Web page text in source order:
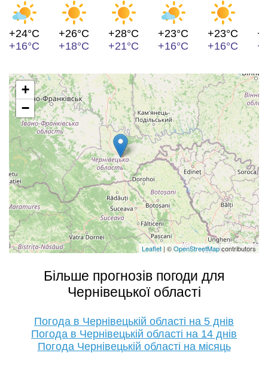
+24°C
+16°C
+26°C
+18°C
+28°C
+21°C
+23°C
+16°C
+23°C
+16°C
+
−
Leaflet | ©OpenStreetMapcontributors
Більше прогнозів погоди для
Чернівецької області
Погода в Чернівецькій області на 5 днів
Погода в Чернівецькій області на 14 днів
Погода Чернівецькій області на місяць